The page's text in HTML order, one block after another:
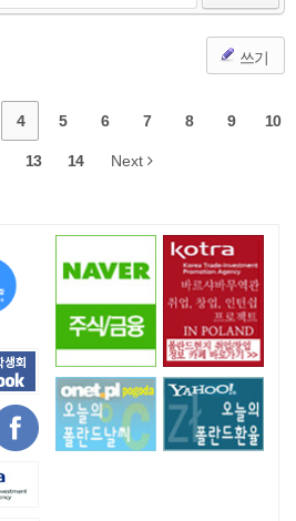
쓰기
4 5 6 7 8 9 10
13 14 Next